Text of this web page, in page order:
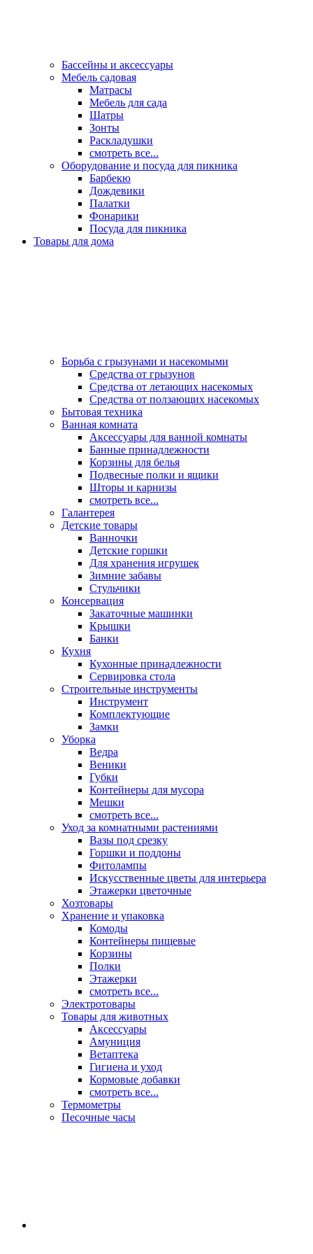
Бассейны и аксессуары
Мебель садовая
Матрасы
Мебель для сада
Шатры
Зонты
Раскладушки
смотреть все...
Оборудование и посуда для пикника
Барбекю
Дождевики
Палатки
Фонарики
Посуда для пикника
Товары для дома
Борьба с грызунами и насекомыми
Средства от грызунов
Средства от летающих насекомых
Средства от ползающих насекомых
Бытовая техника
Ванная комната
Аксессуары для ванной комнаты
Банные принадлежности
Корзины для белья
Подвесные полки и ящики
Шторы и карнизы
смотреть все...
Галантерея
Детские товары
Ванночки
Детские горшки
Для хранения игрушек
Зимние забавы
Стульчики
Консервация
Закаточные машинки
Крышки
Банки
Кухня
Кухонные принадлежности
Сервировка стола
Строительные инструменты
Инструмент
Комплектующие
Замки
Уборка
Ведра
Веники
Губки
Контейнеры для мусора
Мешки
смотреть все...
Уход за комнатными растениями
Вазы под срезку
Горшки и поддоны
Фитолампы
Искусственные цветы для интерьера
Этажерки цветочные
Хозтовары
Хранение и упаковка
Комоды
Контейнеры пищевые
Корзины
Полки
Этажерки
смотреть все...
Электротовары
Товары для животных
Аксессуары
Амуниция
Ветаптека
Гигиена и уход
Кормовые добавки
смотреть все...
Термометры
Песочные часы